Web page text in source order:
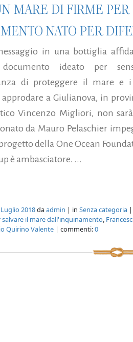
MARE DI FIRME
NATO PER
in una bottiglia
documento ideato per
di proteggere il mare e
approdare a Giulianova, in
Vincenzo Migliori, non
da Mauro Pelaschier
della One Ocean
è ambasciatore. ...
2018daadmin | in Senza categoria
il mare dall'inquinamento,
Quirino Valente | commenti:0